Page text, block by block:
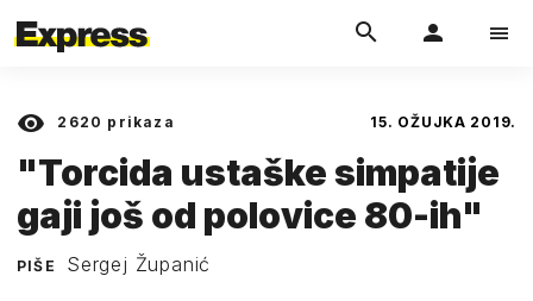
2620 prikaza 15. OŽUJKA 2019.
"Torcida ustaške simpatije
gaji još od polovice 80-ih"
PIŠE Sergej Županić